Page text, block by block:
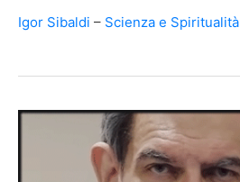
Igor Sibaldi Scienza e Spiritualità